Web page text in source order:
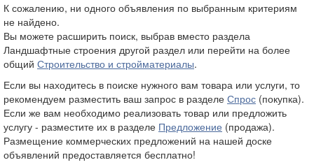
К сожалению, ни одного объявления по выбранным критериям
не найдено.
Вы можете расширить поиск, выбрав вместо раздела
Ландшафтные строения другой раздел или перейти на более
общий Строительство и стройматериалы.
Если вы находитесь в поиске нужного вам товара или услуги, то
рекомендуем разместить ваш запрос в разделе Спрос (покупка).
Если же вам необходимо реализовать товар или предложить
услугу - разместите их в разделе Предложение (продажа).
Размещение коммерческих предложений на нашей доске
объявлений предоставляется бесплатно!